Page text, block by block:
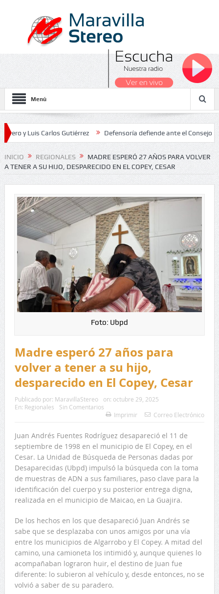
Menú
Carlos Gutiérrez Defensoría defiende ante el Consejo de
2026
INICIO REGIONALES
MADRE ESPERÓ 27 AÑOS PARA VOLVER
A TENER A SU HIJO, DESPARECIDO EN EL COPEY, CESAR
Foto: Ubpd
Madre esperó 27 años para
volver a tener a su hijo,
desparecido en El Copey, Cesar
Publicado por: MaravillaStereo on: octubre 29, 2025
En: Regionales
Sin Comentarios
Imprimir
Correo Electrónico
Juan Andrés Fuentes Rodríguez desapareció el 11 de
septiembre de 1998 en el municipio de El Copey, en el
Cesar. La Unidad de Búsqueda de Personas dadas por
Desaparecidas (Ubpd) impulsó la búsqueda con la toma
de muestras de ADN a sus familiares, paso clave para la
identificación del cuerpo y su posterior entrega digna,
realizada en el municipio de Maicao, en La Guajira.
De los hechos en los que desapareció Juan Andrés se
sabe que se desplazaba con unos amigos por una vía
entre los municipios de Algarrobo y El Copey. A mitad del
camino, una camioneta los intimidó y, aunque quienes lo
acompañaban lograron huir, el destino de Juan fue
diferente: lo subieron al vehículo y, desde entonces, no se
volvió a saber de su paradero.